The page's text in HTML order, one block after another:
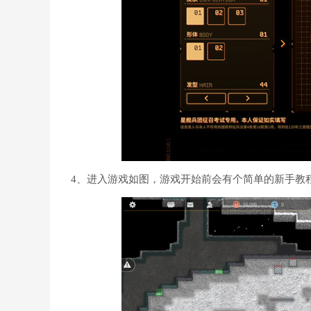
4、进入游戏如图，游戏开始前会有个简单的新手教